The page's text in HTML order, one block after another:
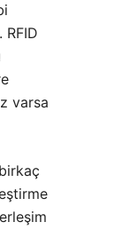
varsa